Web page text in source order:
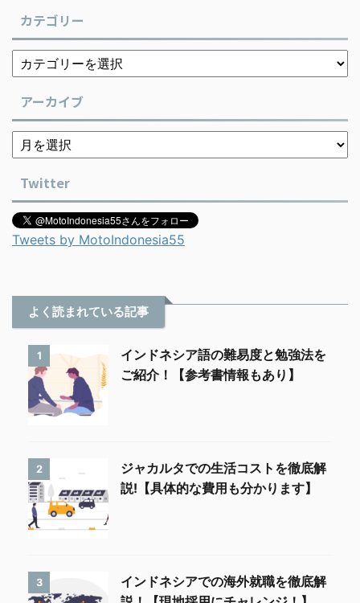
カテゴリー
アーカイブ
Twitter
Tweets by MotoIndonesia55
よく読まれている記事
1
インドネシア語の難易度と勉強法を
ご紹介！【参考書情報もあり】
2
ジャカルタでの生活コストを徹底解
説!【具体的な費用も分かります】
3
インドネシアでの海外就職を徹底解